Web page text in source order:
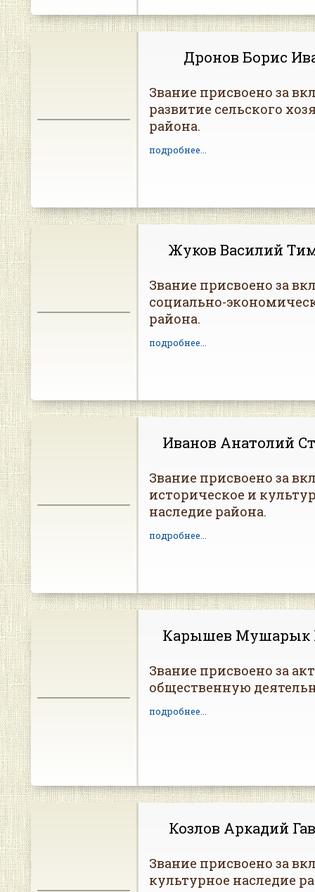
Дронов Борис
Звание присвоено за
развитие сельского
района.
подробнее...
Жуков Василий
Звание присвоено за
социально-
района.
подробнее...
Иванов Анатолий
Звание присвоено за
историческое и
наследие района.
подробнее...
Карышев Мушарык
Звание присвоено за
общественную
подробнее...
Козлов Аркадий
Звание присвоено за
культурное наследие